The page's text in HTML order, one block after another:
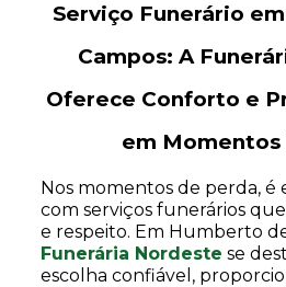
Serviço Funerário
Campos: A
Oferece Conforto e
em
Nos momentos de perda, é
com serviços funerários
e respeito. Em Humberto
Funerária Nordeste se
escolha confiável,